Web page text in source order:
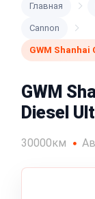
Главная
Cannon
GWM
GWM
Diesel
30000км